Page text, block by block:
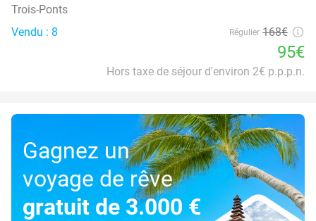
Trois-Ponts
Vendu : 8
Régulier 168€
95€
Hors taxe de séjour d'environ 2€ p.p.p.n.
Gagnez un
voyage de rêve
gratuit de 3.000 €